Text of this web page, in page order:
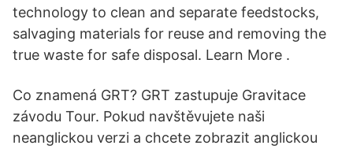
technology to clean and separate feedstocks,
salvaging materials for reuse and removing the
true waste for safe disposal. Learn More .
Co znamená GRT? GRT zastupuje Gravitace
závodu Tour. Pokud navštěvujete naši
neanglickou verzi a chcete zobrazit anglickou